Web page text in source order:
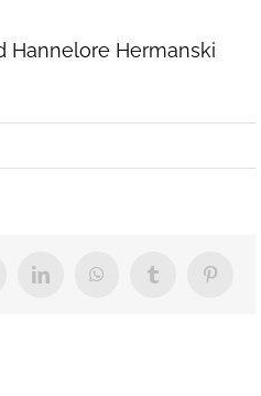
Han­nelore Her­man­s­ki
LinkedInWhatsAppTumblr Pinterest